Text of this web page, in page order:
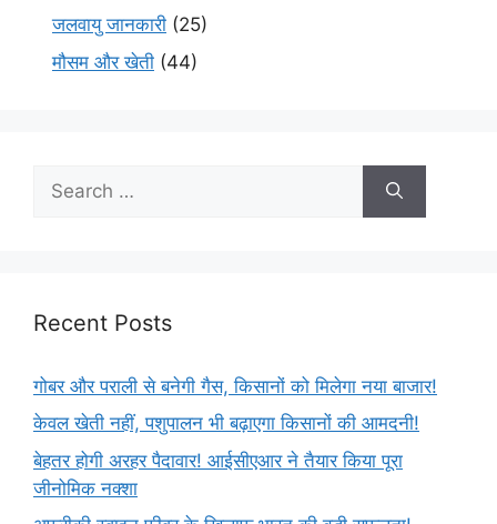
जलवायु जानकारी (25)
मौसम और खेती (44)
Recent Posts
गोबर और पराली से बनेगी गैस, किसानों को मिलेगा नया बाजार!
केवल खेती नहीं, पशुपालन भी बढ़ाएगा किसानों की आमदनी!
बेहतर होगी अरहर पैदावार! आईसीएआर ने तैयार किया पूरा
जीनोमिक नक्शा